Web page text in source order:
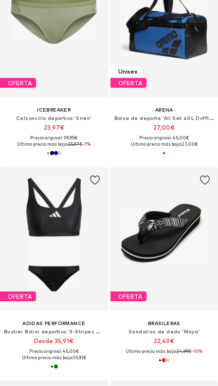
OFERTA
ICEBREAKER
Calzoncillo deportivo 'Siren'
23,97€
Precio original: 39,95€
Último precio más bajo:25,97€-7%
Unisex
OFERTA
ARENA
Bolsa de deporte 'All Set 40L Duffle'
27,00€
Precio original: 45,00€
Último precio más bajo:27,00€
OFERTA
ADIDAS PERFORMANCE
Bustier Bikini deportivo '3-Stripes V-Back'
Desde 35,91€
Precio original: 45,00€
Último precio más bajo:35,91€
OFERTA
BRASILERAS
Sandalias de dedo 'Maya'
22,49€
Último precio más bajo:24,99€-10%